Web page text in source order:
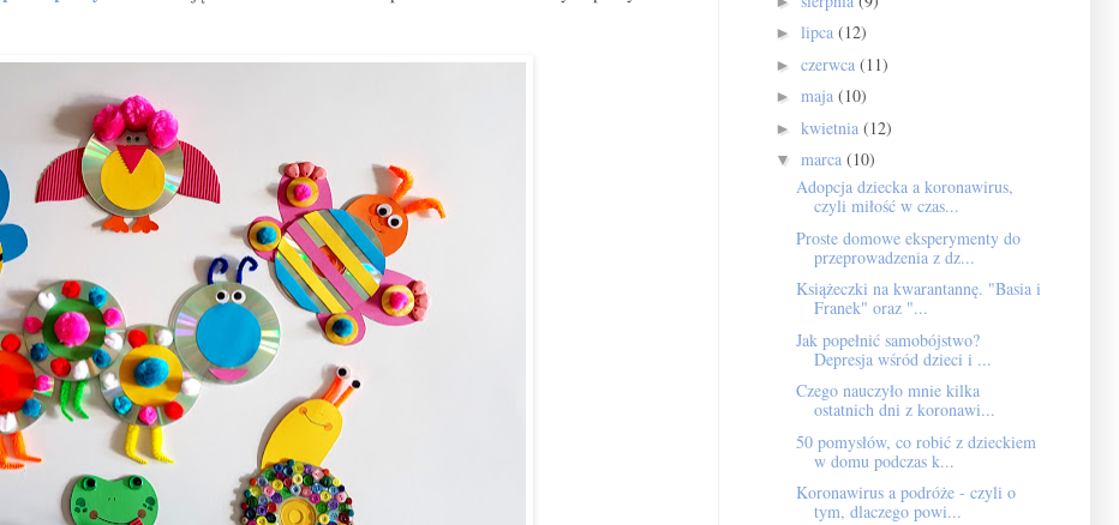
► lipca (12)
► czerwca (11)
► maja (10)
► kwietnia (12)
▼ marca (10)
Adopcja dziecka a koronawirus,
czyli miłość w czas...
Proste domowe eksperymenty do
przeprowadzenia z dz...
Książeczki na kwarantannę. "Basia i
Franek" oraz "...
Jak popełnić samobójstwo?
Depresja wśród dzieci i ...
Czego nauczyło mnie kilka
ostatnich dni z koronawi...
50 pomysłów, co robić z dzieckiem
w domu podczas k...
Koronawirus a podróże - czyli o
tym, dlaczego powi...